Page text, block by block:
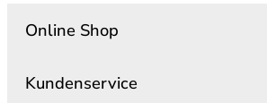
Online Shop
Kundenservice